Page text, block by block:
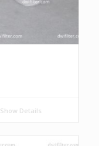
Show Details